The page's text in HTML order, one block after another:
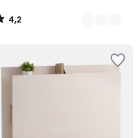
4,2